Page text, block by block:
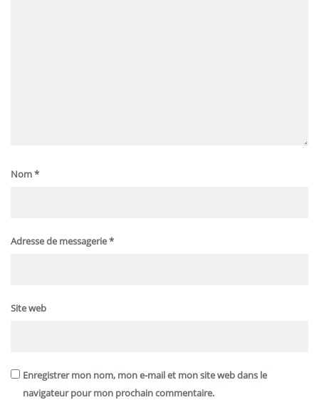
Nom*
Adresse de messagerie*
Site web
Enregistrer mon nom, mon e-mail et mon site web dans le
navigateur pour mon prochain commentaire.